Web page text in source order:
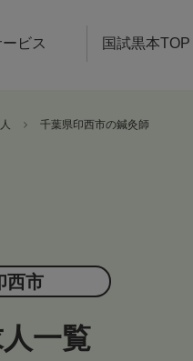
ビス 国試黒本TOP
千葉県印西市の鍼灸師
西市
一覧